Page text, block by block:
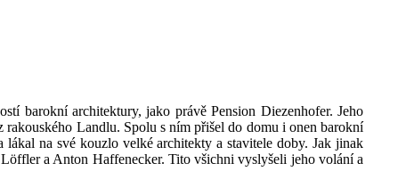
barokní architektury, jako právě Pension Diezenhofer. Jeho
Landlu. Spolu s ním přišel do domu i onen barokní
na své kouzlo velké architekty a stavitele doby. Jak jinak
a Anton Haffenecker. Tito všichni vyslyšeli jeho volání a